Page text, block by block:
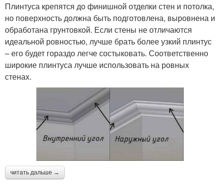
Плинтуса крепятся до финишной отделки стен и потолка,
но поверхность должна быть подготовлена, выровнена и
обработана грунтовкой. Если стены не отличаются
идеальной ровностью, лучше брать более узкий плинтус
– его будет гораздо легче состыковать. Соответственно
широкие плинтуса лучше использовать на ровных
стенах.
читать дальше →